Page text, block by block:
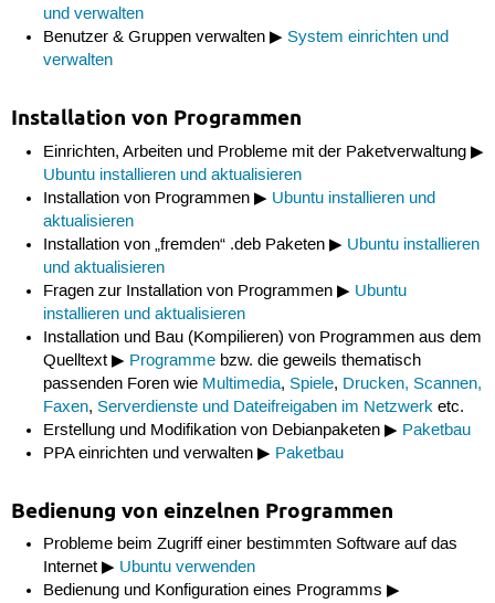
und verwalten
Benutzer & Gruppen verwalten ▶System einrichten und
verwalten
Installation von Programmen
Einrichten, Arbeiten und Probleme mit der Paketverwaltung ▶
Ubuntu installieren und aktualisieren
Installation von Programmen ▶ Ubuntu installieren und
aktualisieren
Installation von „fremden“ .deb Paketen ▶ Ubuntu installieren
und aktualisieren
Fragen zur Installation von Programmen ▶ Ubuntu
installieren und aktualisieren
Installation und Bau (Kompilieren) von Programmen aus dem
Quelltext ▶ Programme bzw. die geweils thematisch
passenden Foren wie Multimedia,Spiele, Drucken, Scannen,
Faxen,Serverdienste und Dateifreigaben im Netzwerk etc.
Erstellung und Modifikation von Debianpaketen ▶ Paketbau
PPA einrichten und verwalten ▶ Paketbau
Bedienung von einzelnen Programmen
Probleme beim Zugriff einer bestimmten Software auf das
Internet ▶ Ubuntu verwenden
Bedienung und Konfiguration eines Programms ▶